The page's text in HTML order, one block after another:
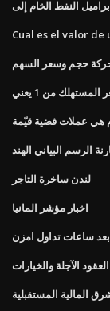
Cual es el valor
حجم وسعر السهم
من 1 يعني
هي عملات فضية قيّمة
الرسم البياني الهند
لندن ساخرة التاجر
اخبار مؤشر المانيا
ساعات تداول امزن